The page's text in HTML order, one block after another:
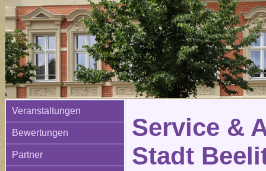
Veranstaltungen
Bewertungen
Partner
Service &
Stadt